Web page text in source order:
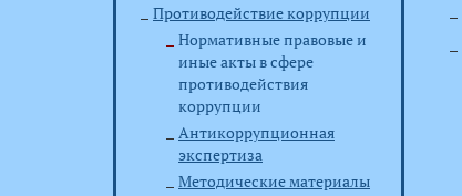
Противодействие коррупции
Нормативные правовые и
иные акты в сфере
противодействия
коррупции
Антикоррупционная
экспертиза
Методические материалы